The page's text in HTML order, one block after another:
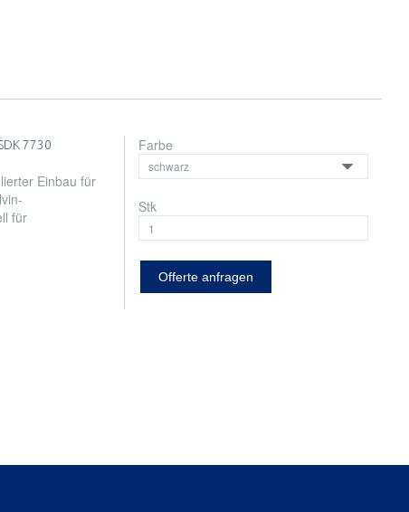
7730
Einbau für
für
Farbe
Stk
Offerte anfragen